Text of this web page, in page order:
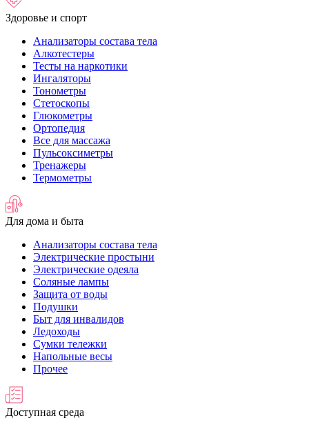
Здоровье и спорт
Анализаторы состава тела
Алкотестеры
Тесты на наркотики
Ингаляторы
Тонометры
Стетоскопы
Глюкометры
Ортопедия
Все для массажа
Пульсоксиметры
Тренажеры
Термометры
Для дома и быта
Анализаторы состава тела
Электрические простыни
Электрические одеяла
Соляные лампы
Защита от воды
Подушки
Быт для инвалидов
Ледоходы
Сумки тележки
Напольные весы
Прочее
Доступная среда